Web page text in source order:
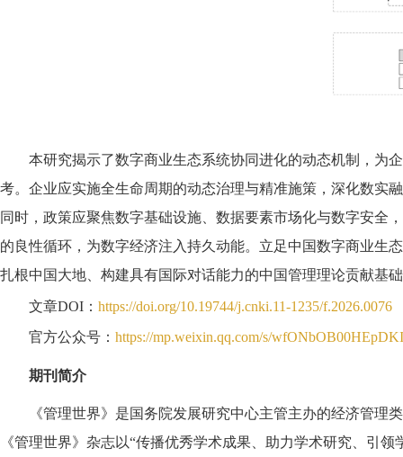
本研究揭示了数字商业生态系统协同进化的动态机制，为
考。企业应实施全生命周期的动态治理与精准施策，深化数实
同时，政策应聚焦数字基础设施、数据要素市场化与数字安全
的良性循环，为数字经济注入持久动能。立足中国数字商业生
扎根中国大地、构建具有国际对话能力的中国管理理论贡献基
文章DOI ：https://doi.org/10.19744/j.cnki.11-1235/f.2026.0076
官方公众号：https://mp.weixin.qq.com/s/
期刊简介
《管理世界》是国务院发展研究中心主管主办的经济管理
《管理世界》杂志以“传播优秀学术成果、助力学术研究、引